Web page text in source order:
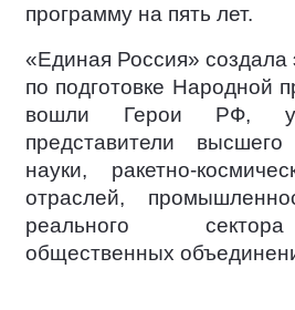
программу на пять лет.
«Единая Россия» создала
по подготовке Народной
вошли Герои РФ,
представители
науки, ракетно-
отраслей,
реального
общественных